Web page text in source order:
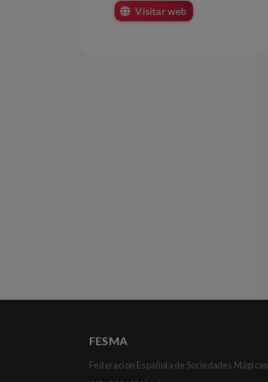
Visitar web
FESMA
Federación Española de Sociedades Mágicas